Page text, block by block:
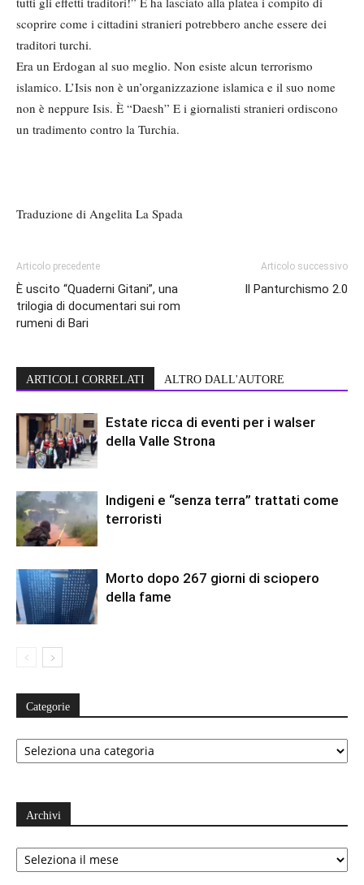
scoprire come i cittadini stranieri potrebbero anche essere dei
traditori turchi.
Era un Erdogan al suo meglio. Non esiste alcun terrorismo
islamico. L’Isis non è un’organizzazione islamica e il suo nome
non è neppure Isis. È “Daesh” E i giornalisti stranieri ordiscono
un tradimento contro la Turchia.
Traduzione di Angelita La Spada
Articolo precedente
È uscito “Quaderni Gitani”, una
trilogia di documentari sui rom
rumeni di Bari
Articolo successivo
Il Panturchismo 2.0
ARTICOLI CORRELATI ALTRO DALL'AUTORE
Estate ricca di eventi per i walser
della Valle Strona
Indigeni e “senza terra” trattati come
terroristi
Morto dopo 267 giorni di sciopero
della fame
Categorie
Categorie
Archivi
Archivi